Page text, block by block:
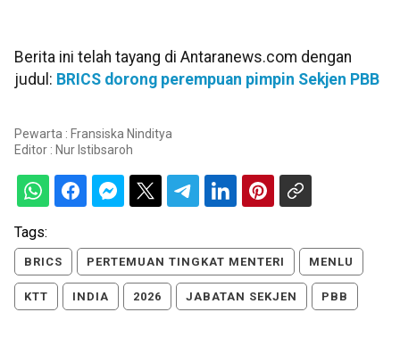
Berita ini telah tayang di Antaranews.com dengan
judul: BRICS dorong perempuan pimpin Sekjen PBB
Pewarta : Fransiska Ninditya
Editor : Nur Istibsaroh
Tags:
BRICS PERTEMUAN TINGKAT MENTERI MENLU
KTT INDIA 2026 JABATAN SEKJEN PBB